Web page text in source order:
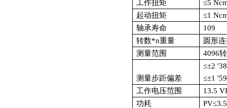
工作扭矩
≤5
起动扭矩
≤1
轴承寿命
109
转数*n重量
圆形
测量范围
4096转
测量步距偏差
≤±2
≤±1
工作电压范围
13.5
功耗